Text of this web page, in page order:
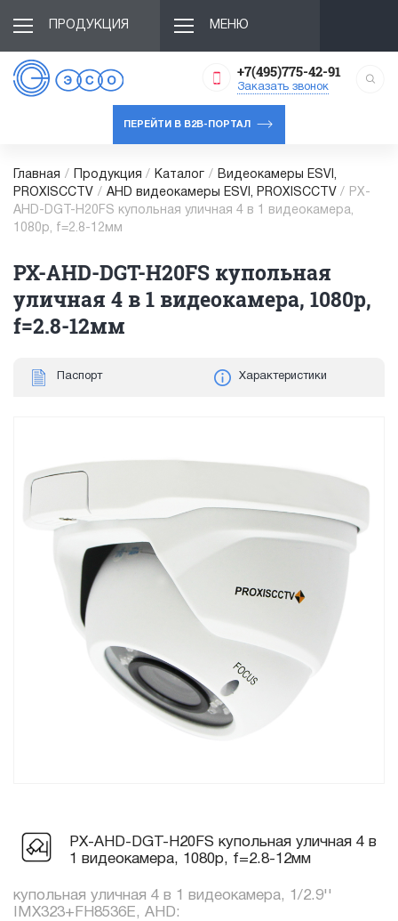
ПРОДУКЦИЯ МЕНЮ
+7(495)775-42-91
Заказать звонок
ПЕРЕЙТИ В B2B-ПОРТАЛ
Главная / Продукция / Каталог /
Видеокамеры ESVI,
PROXISCCTV / AHD видеокамеры ESVI, PROXISCCTV /
PX-
AHD-DGT-H20FS купольная уличная 4 в 1 видеокамера,
1080p, f=2.8-12мм
PX-AHD-DGT-H20FS купольная
уличная 4 в 1 видеокамера, 1080p,
f=2.8-12мм
Паспорт Характеристики
PX-AHD-DGT-H20FS купольная уличная 4 в
1 видеокамера, 1080p, f=2.8-12мм
купольная уличная 4 в 1 видеокамера, 1/2.9''
IMX323+FH8536E, AHD: